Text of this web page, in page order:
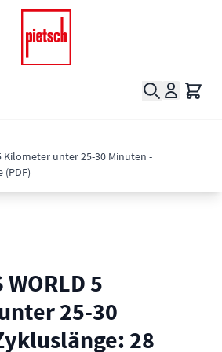
Suche
Kilometer unter 25-30 Minuten -
(PDF)
WORLD 5
25-30
28